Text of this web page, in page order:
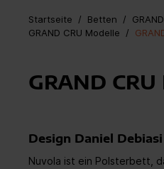
Startseite Betten /
GRAND CRU Modelle
/
GRAND
Design Daniel
Nuvola ist ein Polsterbett,